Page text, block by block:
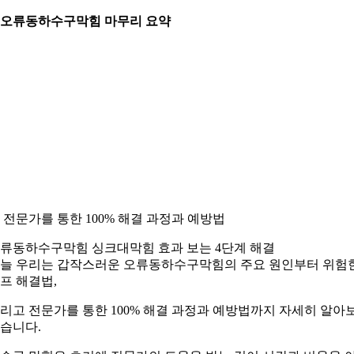
류동하수구막힘 마무리 요약
문가를 통한 100% 해결 과정과 예방법
동하수구막힘 싱크대막힘 효과 보는 4단계 해결
우리는 갑작스러운 오류동하수구막힘의 주요 원인부터 위험
해결법,
고 전문가를 통한 100% 해결 과정과 예방법까지 자세히 알아
니다.